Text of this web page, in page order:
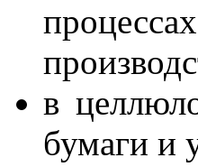
в
бумаги и